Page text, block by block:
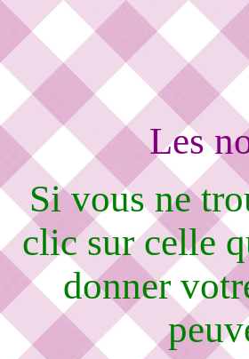
Les
Si vous ne
clic sur celle
donner